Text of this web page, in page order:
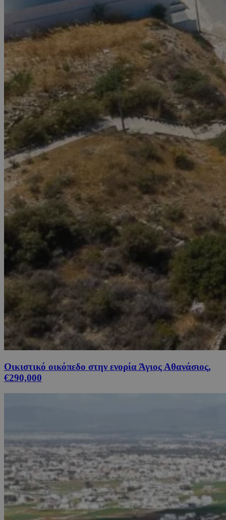
Οικιστικό οικόπεδο στην ενορία Άγιος Αθανάσιος,
€290,000